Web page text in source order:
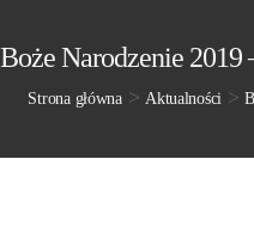
Boże Narodzenie 2019
Strona główna>Aktualności >